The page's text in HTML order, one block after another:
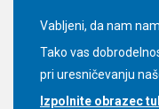
Vabljeni, da nam
Tako vas
pri uresničevanju
Izpolnite obrazec